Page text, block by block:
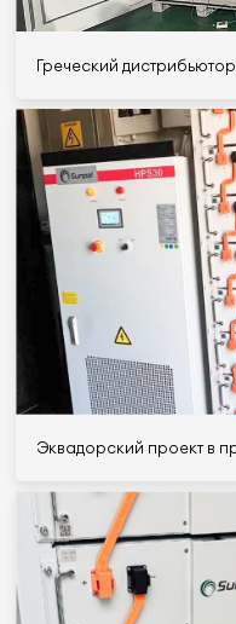
Греческий
Эквадорский проект в